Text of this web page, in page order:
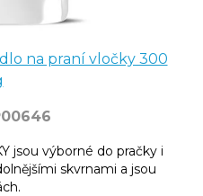
na praní vločky 300
jsou výborné do pračky i
skvrnami a jsou